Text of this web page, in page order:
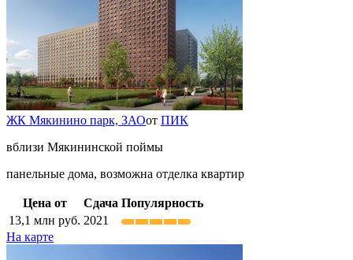
ЖК Мякинино парк, ЗАОот ПИК
вблизи Мякининской поймы
панельные дома, возможна отделка квартир
Цена от Сдача Популярность
13,1 млн руб. 2021
На карте